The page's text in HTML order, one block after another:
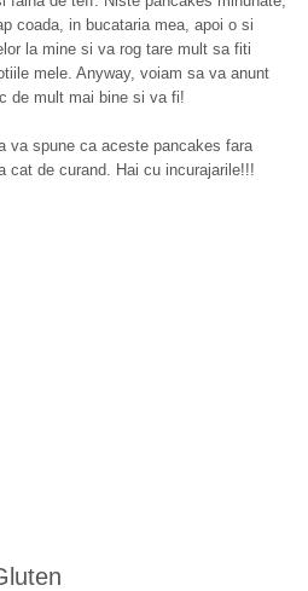
coada, in bucataria mea, apoi o si
la mine si va rog tare mult sa fiti
mele. Anyway, voiam sa va anunt
de mult mai bine si va fi!
va spune ca aceste pancakes fara
cat de curand. Hai cu incurajarile!!!